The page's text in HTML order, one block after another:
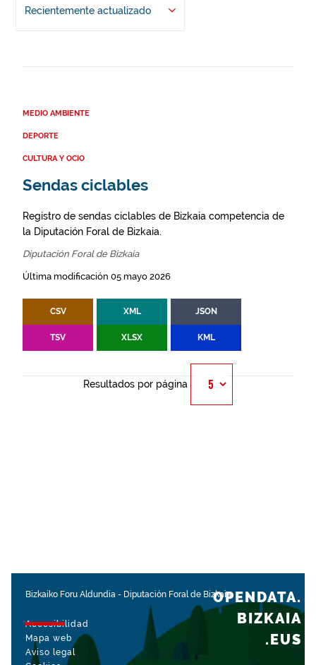
Recientemente actualizado
MEDIO AMBIENTE
DEPORTE
CULTURA Y OCIO
Sendas ciclables
Registro de sendas ciclables de Bizkaia competencia de
la Diputación Foral de Bizkaia.
Diputación Foral de Bizkaia
Última modificación 05 mayo 2026
CSV XML JSON
TSV XLSX KML
Resultados por página
Bizkaiko Foru Aldundia - Diputación Foral de Bizkaia
Accesibilidad
Mapa web
Aviso legal
OPENDATA.
BIZKAIA
.EUS